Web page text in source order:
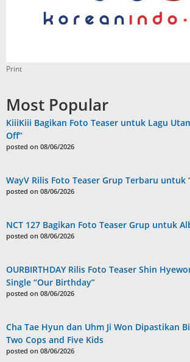
Print
Most Popular
KiiiKiii Bagikan Foto Teaser untuk Lagu
Off”
posted on 08/06/2026
WayV Rilis Foto Teaser Grup Terbaru untuk
posted on 08/06/2026
NCT 127 Bagikan Foto Teaser Grup untuk
posted on 08/06/2026
OURBIRTHDAY Rilis Foto Teaser Shin
Single “Our Birthday”
posted on 08/06/2026
Cha Tae Hyun dan Uhm Ji Won Dipastikan
Two Cops and Five Kids
posted on 08/06/2026